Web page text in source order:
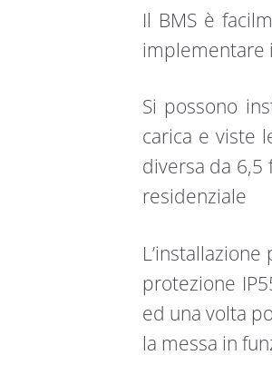
Il BMS è
implementare
Si possono
carica e viste
diversa da 6,5
residenziale
protezione
ed una volta
la messa in